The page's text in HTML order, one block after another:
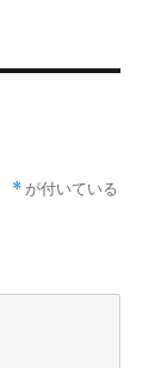
* が付いている